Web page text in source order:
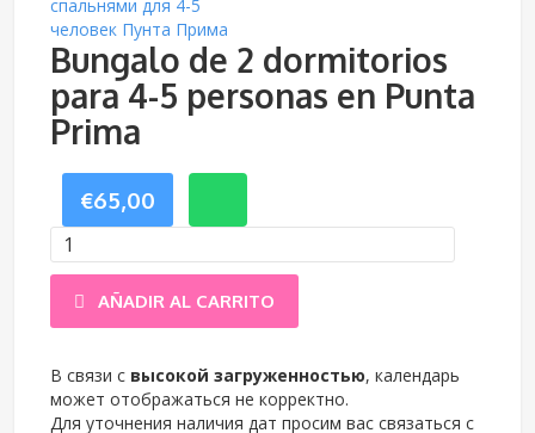
Bungalo de 2 dormitorios
para 4-5 personas en Punta
Prima
€65,00
Bungalo
dormitorios
AÑADIR AL CARRITO
В связи с высокой загруженностью, календарь
может отображаться не корректно.
Для уточнения наличия дат просим вас связаться с